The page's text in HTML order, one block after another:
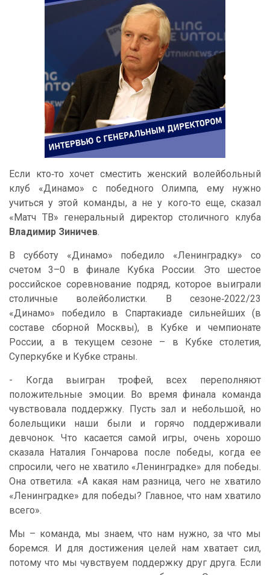
Если кто‑то хочет сместить женский волейбольный
клуб «Динамо» с победного Олимпа, ему нужно
учиться у этой команды, а не у кого‑то еще, сказал
«Матч ТВ» генеральный директор столичного клуба
Владимир Зиничев.
В субботу «Динамо» победило «Ленинградку» со
счетом 3–0 в финале Кубка России. Это шестое
российское соревнование подряд, которое выиграли
столичные волейболистки. В сезоне‑2022/23
«Динамо» победило в Спартакиаде сильнейших (в
составе сборной Москвы), в Кубке и чемпионате
России, а в текущем сезоне – в Кубке столетия,
Суперкубке и Кубке страны.
- Когда выигран трофей, всех переполняют
положительные эмоции. Во время финала команда
чувствовала поддержку. Пусть зал и небольшой, но
болельщики наши были и горячо поддерживали
девчонок. Что касается самой игры, очень хорошо
сказала Наталия Гончарова после победы, когда ее
спросили, чего не хватило «Ленинградке» для победы.
Она ответила: «А какая нам разница, чего не хватило
«Ленинградке» для победы? Главное, что нам хватило
всего».
Мы – команда, мы знаем, что нам нужно, за что мы
боремся. И для достижения целей нам хватает сил,
потому что мы чувствуем поддержку друг друга. Если